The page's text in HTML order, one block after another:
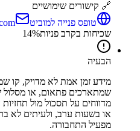
🔗 קישורים שימושיים
טופס פנייה למוביט
שכיחות בקרב פניות
14%
הבעיה
מידע זמן אמת לא מדויק, קו
שמתארכים פתאום, או מסלול
מדווחים על תסכול מול תחזיות
או בשעות ערב, ולעיתים לא
מפעיל התחבורה.